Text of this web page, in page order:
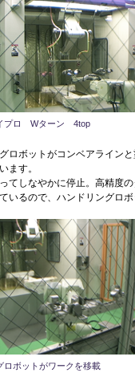
プロ Wターン 4top
ロボットがコンベアラインと
ます。
てしなやかに停止。高精度
いるので、ハンドリングロ
ロボットがワークを移載